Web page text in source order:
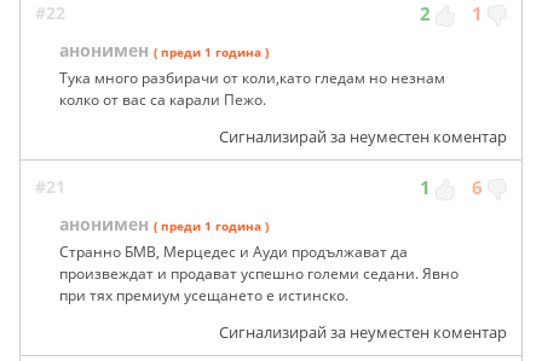
#22 2 1
анонимен ( преди 1 година )
Тука много разбирачи от коли,като гледам но незнам
колко от вас са карали Пежо.
Сигнализирай за неуместен коментар
#21 1 6
анонимен ( преди 1 година )
Странно БМВ, Мерцедес и Ауди продължават да
произвеждат и продават успешно големи седани. Явно
при тях премиум усещането е истинско.
Сигнализирай за неуместен коментар